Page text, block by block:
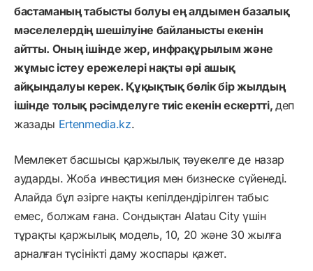
бастаманың табысты болуы ең алдымен базалық
мәселелердің шешілуіне байланысты екенін
айтты. Оның ішінде жер, инфрақұрылым және
жұмыс істеу ережелері нақты әрі ашық
айқындалуы керек. Құқықтық бөлік бір жылдың
ішінде толық рәсімделуге тиіс екенін ескертті, деп
жазады Ertenmedia.kz.
Мемлекет басшысы қаржылық тәуекелге де назар
аударды. Жоба инвестиция мен бизнеске сүйенеді.
Алайда бұл әзірге нақты кепілдендірілген табыс
емес, болжам ғана. Сондықтан Alatau City үшін
тұрақты қаржылық модель, 10, 20 және 30 жылға
арналған түсінікті даму жоспары қажет.